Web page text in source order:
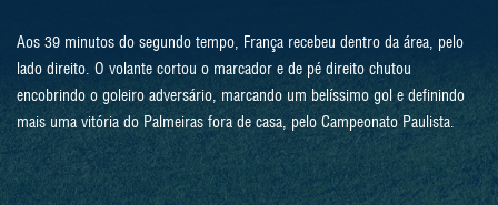
Aos 39 minutos do segundo tempo, França recebeu dentro da área, pelo
lado direito. O volante cortou o marcador e de pé direito chutou
encobrindo o goleiro adversário, marcando um belíssimo gol e definindo
mais uma vitória do Palmeiras fora de casa, pelo Campeonato Paulista.